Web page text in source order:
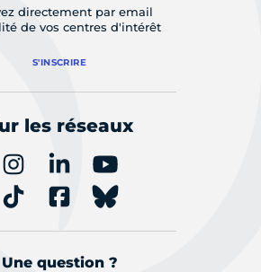
directement par email
de vos centres d'intérêt
S'INSCRIRE
les réseaux
Une question ?